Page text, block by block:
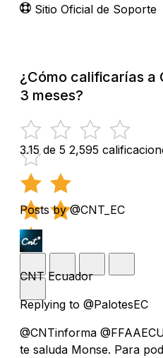
Sitio Oficial de Soporte
¿Cómo calificarías a
3 meses?
3.15 de 5 2,595
Posts by @CNT_EC
CNT Ecuador
Replying to @PalotesEC
@CNTinforma
te saluda Monse. Para